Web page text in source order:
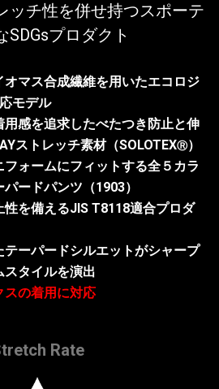
ッチ性を併せ持つスポーテ
SDGsプロダクト
オマス合成繊維を用いたエコロジ
モデル
用感を追求したべたつき防止と伸
ストレッチ素材（SOLOTEXⓇ）
ォームにフィットする全５カラ
ードパンツ（1903）
性を備えるJIS T8118適合プロダ
テーパードシルエットがシャープ
タイルを演出
スの着用に対応
Rate